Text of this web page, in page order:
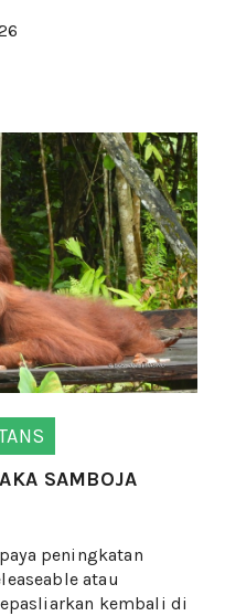
SAMBOJA
peningkatan
atau
kembali di